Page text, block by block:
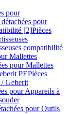
pour
pour
[2]Pièces
compatibilité
Mallettes
pour Mallettes
PEPièces
Geberit
pour Appareils à
pour Outils